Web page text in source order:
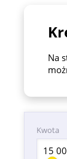
Na
Kwota